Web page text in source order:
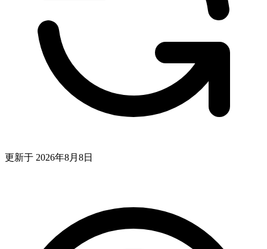
更新于 2026年8月8日